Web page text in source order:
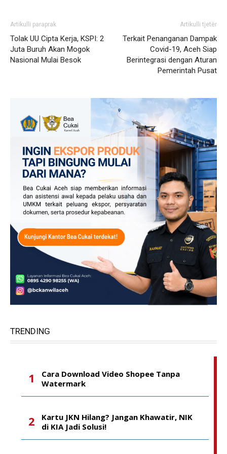
Artikulli paraprak
Tolak UU Cipta Kerja, KSPI: 2
Juta Buruh Akan Mogok
Nasional Mulai Besok
Artikulli tjetër
Terkait Penanganan Dampak
Covid-19, Aceh Siap
Berintegrasi dengan Aturan
Pemerintah Pusat
TRENDING
Cara Download Video Shopee Tanpa
Watermark
Kartu JKN Hilang? Jangan Khawatir, NIK
di KIA Jadi Solusi!